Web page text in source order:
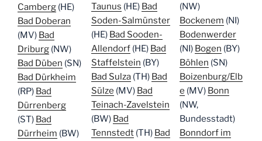
Camberg (HE)
Bad Doberan
(MV) Bad
Driburg (NW)
Bad Düben (SN)
Bad Dürkheim
(RP) Bad
Dürrenberg
(ST) Bad
Dürrheim (BW)
Taunus (HE) Bad
Soden-Salmünster
(HE) Bad Sooden-
Allendorf(HE) Bad
Staffelstein (BY)
Bad Sulza(TH) Bad
Sülze (MV) Bad
Teinach-Zavelstein
(BW) Bad
Tennstedt(TH) Bad
(NW)
Bockenem (NI)
Bodenwerder
(NI) Bogen (BY)
Böhlen (SN)
Boizenburg/Elb
e (MV) Bonn
(NW,
Bundesstadt)
Bonndorf im